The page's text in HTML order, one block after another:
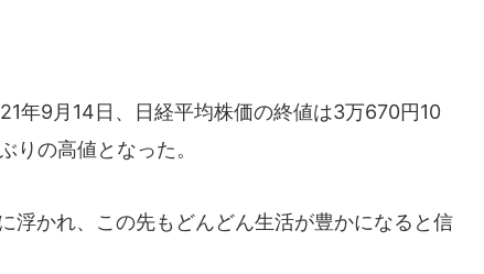
年9月14日、日経平均株価の終値は3万670円10
りの高値となった。
浮かれ、この先もどんどん生活が豊かになると信